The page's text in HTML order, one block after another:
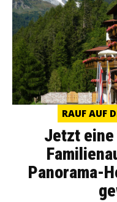
RAUF AUF
Jetzt
Panorama-